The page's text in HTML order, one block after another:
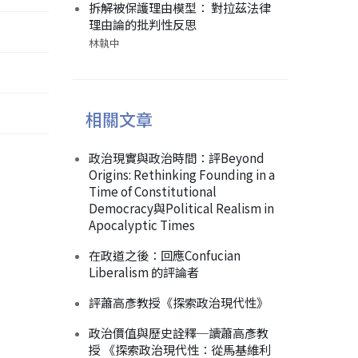
拆解被保護理由模型： 對拉茲法律
理由論的批判性反思
林執中
相關文章
政治現實與政治時間：評Beyond
Origins: Rethinking Founding in a
Time of Constitutional
Democracy與Political Realism in
Apocalyptic Times
在政道之後：回應Confucian
Liberalism 的評論者
評蕭高彥教授《探索政治現代性》
政治價值與歷史詮釋─讀蕭高彥教
授 《探索政治現代性：從馬基維利